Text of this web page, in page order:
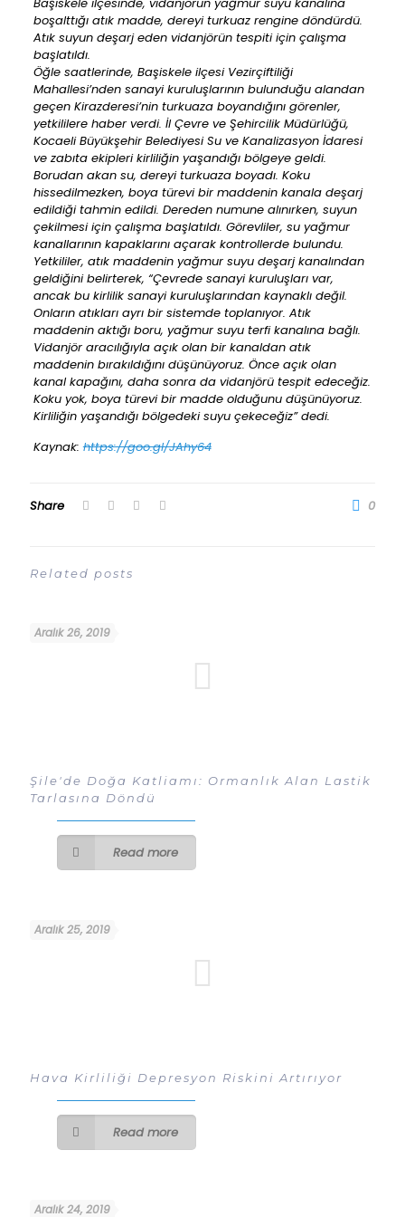
boşalttığı atık madde, dereyi turkuaz rengine döndürdü.
Atık suyun deşarj eden vidanjörün tespiti için çalışma
başlatıldı.
Öğle saatlerinde, Başiskele ilçesi Vezirçiftiliği
Mahallesi’nden sanayi kuruluşlarının bulunduğu alandan
geçen Kirazderesi’nin turkuaza boyandığını görenler,
yetkililere haber verdi. İl Çevre ve Şehircilik Müdürlüğü,
Kocaeli Büyükşehir Belediyesi Su ve Kanalizasyon İdaresi
ve zabıta ekipleri kirliliğin yaşandığı bölgeye geldi.
Borudan akan su, dereyi turkuaza boyadı. Koku
hissedilmezken, boya türevi bir maddenin kanala deşarj
edildiği tahmin edildi. Dereden numune alınırken, suyun
çekilmesi için çalışma başlatıldı. Görevliler, su yağmur
kanallarının kapaklarını açarak kontrollerde bulundu.
Yetkililer, atık maddenin yağmur suyu deşarj kanalından
geldiğini belirterek, “Çevrede sanayi kuruluşları var,
ancak bu kirlilik sanayi kuruluşlarından kaynaklı değil.
Onların atıkları ayrı bir sistemde toplanıyor. Atık
maddenin aktığı boru, yağmur suyu terfi kanalına bağlı.
Vidanjör aracılığıyla açık olan bir kanaldan atık
maddenin bırakıldığını düşünüyoruz. Önce açık olan
kanal kapağını, daha sonra da vidanjörü tespit edeceğiz.
Koku yok, boya türevi bir madde olduğunu düşünüyoruz.
Kirliliğin yaşandığı bölgedeki suyu çekeceğiz” dedi.
Kaynak:https://goo.gl/JAhy64
Share 0
Related posts
Aralık 26, 2019
Şile'de Doğa Katliamı: Ormanlık Alan Lastik
Tarlasına Döndü
Read more
Aralık 25, 2019
Hava Kirliliği Depresyon Riskini Artırıyor
Read more
Aralık 24, 2019